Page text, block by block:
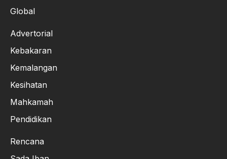
Global
Advertorial
Kebakaran
Kemalangan
Kesihatan
Mahkamah
Pendidikan
Rencana